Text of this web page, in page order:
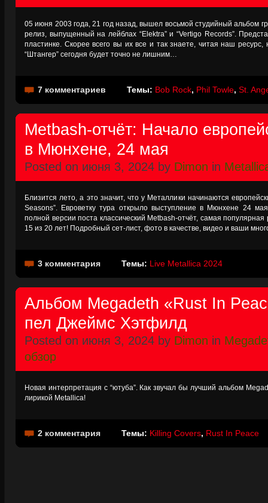
05 июня 2003 года, 21 год назад, вышел восьмой студийный альбом
релиз, выпущенный на лейблах “Elektra” и “Vertigo Records”.
пластинке. Скорее всего вы их все и так знаете, читая наш
“Штангер” сегодня будет точно не лишним…
7 комментариев Темы: Bob Rock, Phil Towle, St.
Metbash-отчёт: Начало
в Мюнхене, 24 мая
Posted on июня 3, 2024 by Dimon in
Близится лето, а это значит, что у Металлики начинаются
Seasons”. Евроветку тура открыло выступление в Мюнхене 24
полной версии поста классический Metbash-отчёт, самая
15 из 20 лет! Подробный сет-лист, фото в качестве, видео и ваши
3 комментария Темы: Live Metallica 2024
Альбом Megadeth «Rust In
пел Джеймс Хэтфилд
Posted on июня 3, 2024 by Dimon in
обзор
Новая интерпретация с “ютуба”. Как звучал бы лучший альбом
лирикой Metallica!
2 комментария Темы: Killing Covers, Rust In Peace